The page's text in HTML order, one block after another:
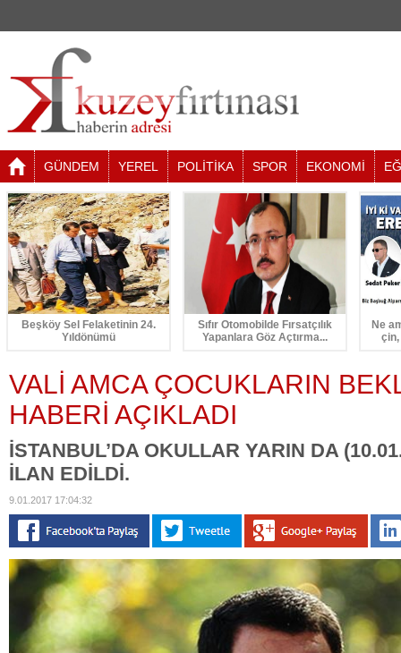
GÜNDEM YEREL POLİTİKA SPOR EKONOMİ
Beşköy Sel Felaketinin 24.
Yıldönümü
Sıfır Otomobilde Fırsatçılık
Yapanlara Göz Açtırma...
Ne
VALİ AMCA ÇOCUKLARIN
HABERİ AÇIKLADI
İSTANBUL’DA OKULLAR YARIN DA
İLAN EDİLDİ.
9.01.2017 17:04:32